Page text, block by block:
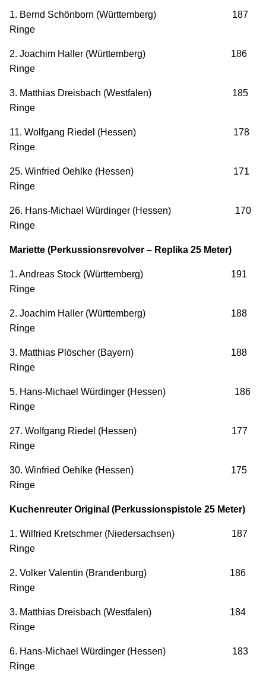
1. Bernd Schönborn (Württemberg) 187
Ringe
2. Joachim Haller (Württemberg) 186
Ringe
3. Matthias Dreisbach (Westfalen) 185
Ringe
11. Wolfgang Riedel (Hessen) 178
Ringe
25. Winfried Oehlke (Hessen) 171
Ringe
26. Hans-Michael Würdinger (Hessen) 170
Ringe
Mariette (Perkussionsrevolver – Replika 25 Meter)
1. Andreas Stock (Württemberg) 191
Ringe
2. Joachim Haller (Württemberg) 188
Ringe
3. Matthias Plöscher (Bayern) 188
Ringe
5. Hans-Michael Würdinger (Hessen) 186
Ringe
27. Wolfgang Riedel (Hessen) 177
Ringe
30. Winfried Oehlke (Hessen) 175
Ringe
Kuchenreuter Original (Perkussionspistole 25 Meter)
1. Wilfried Kretschmer (Niedersachsen) 187
Ringe
2. Volker Valentin (Brandenburg) 186
Ringe
3. Matthias Dreisbach (Westfalen) 184
Ringe
6. Hans-Michael Würdinger (Hessen) 183
Ringe